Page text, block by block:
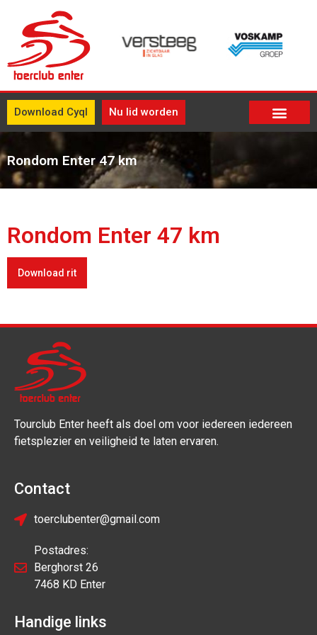
Download Cyql Nu lid worden
Rondom Enter 47 km
Rondom Enter 47 km
Download rit
Tourclub Enter heeft als doel om voor iedereen iedereen
fietsplezier en veiligheid te laten ervaren.
Contact
toerclubenter@gmail.com
Postadres:
Berghorst 26
7468 KD Enter
Handige links